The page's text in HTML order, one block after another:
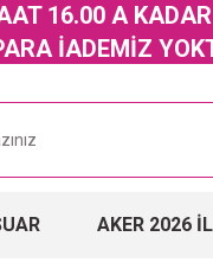
16.00 A
İADEMİZ
AKER 2026